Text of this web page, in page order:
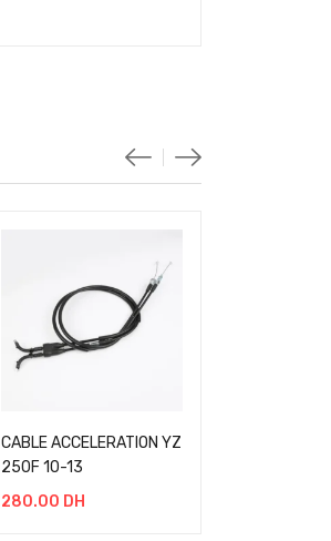
CABLE ACCELERATION YZ
250F 10-13
280.00 DH